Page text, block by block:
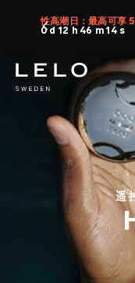
性高潮日：最高可享
0 d 12 h 46 m 13 s
遥